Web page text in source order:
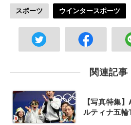
スポーツ ウインタースポーツ
関連記事
【写真特集
ルティナ五